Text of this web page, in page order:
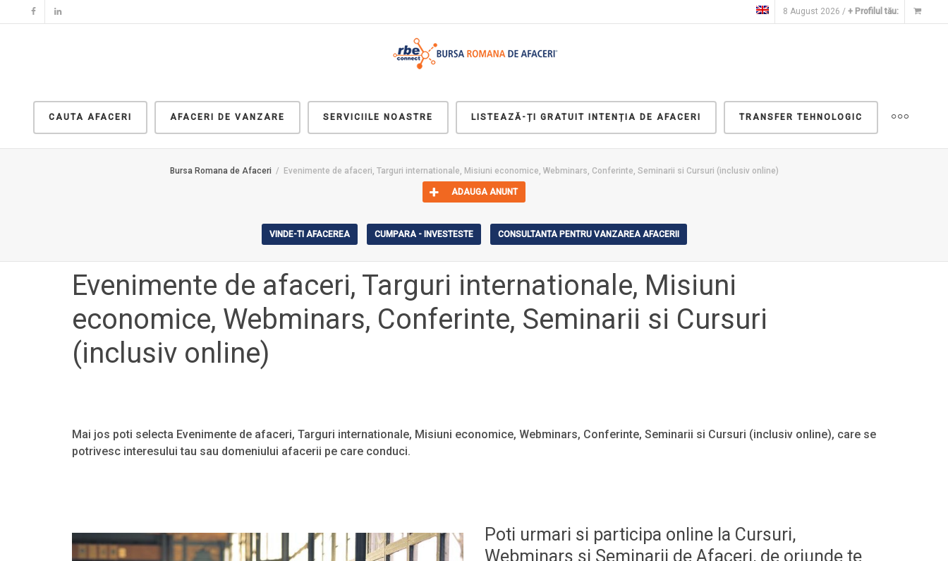
8 August 2026 / + Profilul tău:
CAUTA AFACERI AFACERI DE VANZARE SERVICIILE NOASTRE LISTEAZĂ-ȚI GRATUIT INTENȚIA DE AFACERI TRANSFER TEHNOLOGIC
Bursa Romana de Afaceri Evenimente de afaceri, Targuri internationale, Misiuni economice, Webminars, Conferinte, Seminarii si Cursuri (inclusiv online)
ADAUGA ANUNT
VINDE-TI AFACEREA CUMPARA - INVESTESTE CONSULTANTA PENTRU VANZAREA AFACERII
Evenimente de afaceri, Targuri internationale, Misiuni
economice, Webminars, Conferinte, Seminarii si Cursuri
(inclusiv online)
Mai jos poti selecta Evenimente de afaceri, Targuri internationale, Misiuni economice, Webminars, Conferinte, Seminarii si Cursuri (inclusiv online), care se
potrivesc interesului tau sau domeniului afacerii pe care conduci.
Poti urmari si participa online la Cursuri,
Webminars si Seminarii de Afaceri, de oriunde te